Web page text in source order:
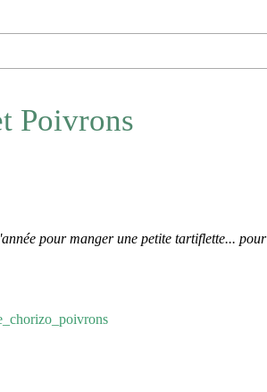
Poivrons
pour manger une petite tartiflette... pour